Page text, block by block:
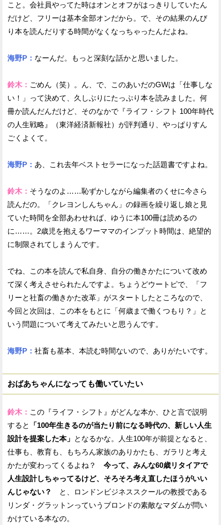
こと。会社員やってた時はオンとオフがはっきりしていたん
だけど、フリーは基本全部オンだから。で、その結果のんび
り本を読んだりする時間がなくなっちゃったんだよね。
海野P： なーんだ。もっと深刻な話かと思いました。
鈴木： ごめん（笑）。ん、で、このあいだのGWは「仕事しな
い！」って決めて、久しぶりにたっぷり本を読みました。何
冊か読んだんだけど、そのなかで『ライフ・シフト 100年時代
の人生戦略』（東洋経済新報社）が評判通り、やっぱりすん
ごくよくて。
海野P： あ、これ去年ベストセラーになった話題書ですよね。
鈴木： そうなのよ……恥ずかしながら編集者のくせに今さら
読んだの。「クレヨンしんちゃん」の録画を繰り返し娘と見
ていた時間を全部あわせれば、ゆうに本100冊は読めるの
に……。2歳児を抱えるワーママのインプット時間は、絶望的
に制限されてしまうんです。
でね、この本を読んで私自身、自分の働きかたについて改め
て深く考えさせられたんですよ。ちょうどウートピで、「フ
リーと社畜の働きかた改革」がスタートしたところなので、
今回と次回は、この本をもとに「何歳まで働くつもり？」と
いう問題について考えてみたいと思うんです。
海野P： 社畜も基本、本読む時間ないので、ありがたいです。
おばあちゃんになっても働いていたい
鈴木： この『ライフ・シフト』がどんな本か、ひと言で説明
すると
「100年生きるのが当たり前になる時代の、新しい人生
設計を提案した本」 となるかな。人生100年が前提となると、
仕事も、教育も、もちろん家族のありかたも、ガラリと考え
かたが変わってくるよね？ 今って、みんな60歳リタイアで
人生設計しちゃってるけど、そろそろ考え直したほうがいい
んじゃない？
と、ロンドンビジネススクールの教授である
リンダ・グラットンっていうブロンドの素敵なマダムが問い
かけている本なの。